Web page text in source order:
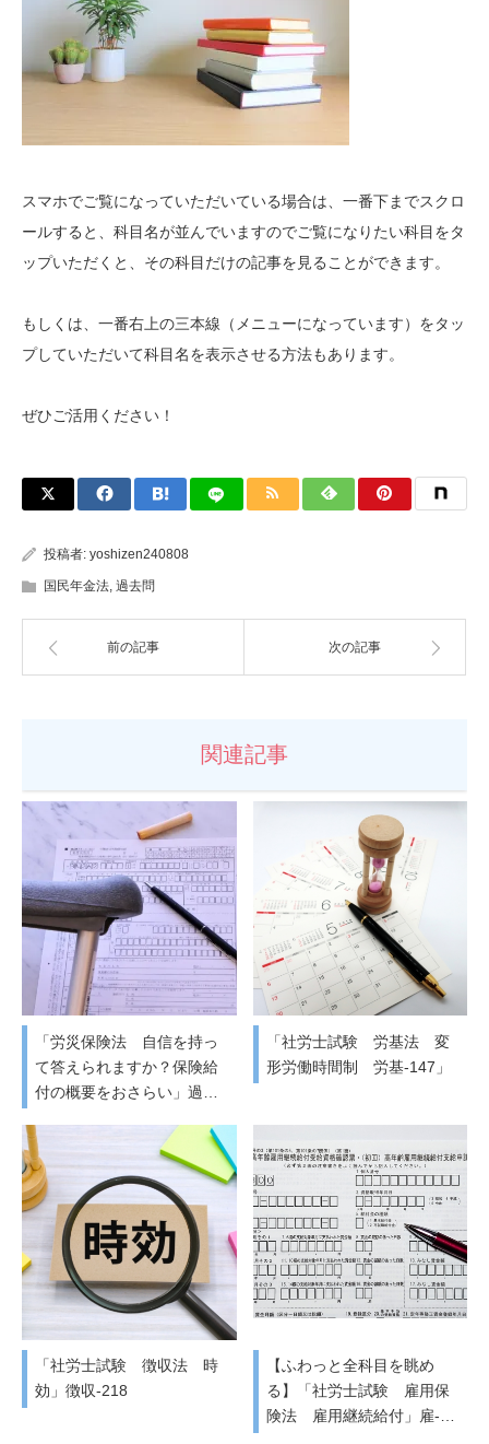
スマホでご覧になっていただいている場合は、一番下までスクロ
ールすると、科目名が並んでいますのでご覧になりたい科目をタ
ップいただくと、その科目だけの記事を見ることができます。
もしくは、一番右上の三本線（メニューになっています）をタッ
プしていただいて科目名を表示させる方法もあります。
ぜひご活用ください！
投稿者: yoshizen240808
国民年金法 過去問
前の記事 次の記事
関連記事
「労災保険法 自信を持っ
て答えられますか？保険給
付の概要をおさらい」過…
「社労士試験 労基法 変
形労働時間制 労基-147」
「社労士試験 徴収法 時
効」徴収-218
【ふわっと全科目を眺め
る】「社労士試験 雇用保
険法 雇用継続給付」雇-…